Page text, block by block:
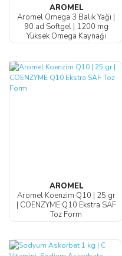
AROMEL
Aromel Omega 3 Balık Yağı |
90 ad Softgel | ‎1200 mg
Yüksek Omega Kaynağı
AROMEL
Aromel Koenzim Q10 | 25 gr
| ‎COENZYME Q10 Ekstra SAF
Toz Form